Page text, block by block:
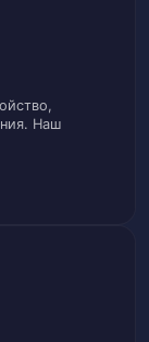
Тигра
Наш